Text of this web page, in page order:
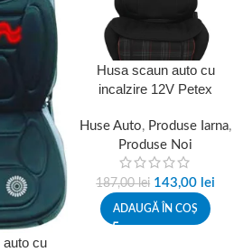
auto cu
Husa scaun auto cu
incalzire 12V Petex
priza auto
Huse Auto, Produse Iarna,
Produse Noi
187,00lei 143,00 lei
ADAUGĂ ÎN COȘ